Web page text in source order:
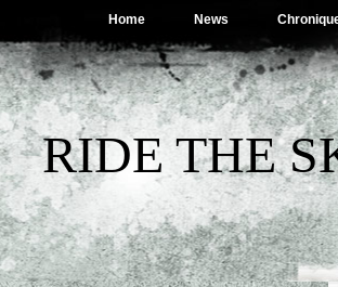
Home News
RIDE THE